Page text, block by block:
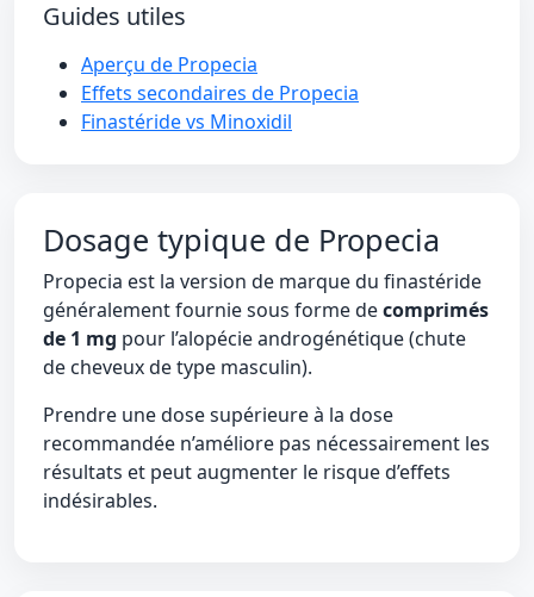
Guides utiles
Aperçu de Propecia
Effets secondaires de Propecia
Finastéride vs Minoxidil
Dosage typique de Propecia
Propecia est la version de marque du finastéride
généralement fournie sous forme decomprimés
de 1 mg pour l’alopécie androgénétique (chute
de cheveux de type masculin).
Prendre une dose supérieure à la dose
recommandée n’améliore pas nécessairement les
résultats et peut augmenter le risque d’effets
indésirables.